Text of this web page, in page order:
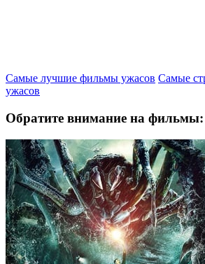
Самые лучшие фильмы ужасов Самые
ужасов
Обратите внимание на фильмы: